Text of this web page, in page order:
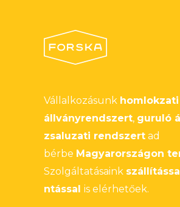
Vállalkozásunk homlokzati
állványrendszert, guruló
zsaluzati rendszert ad
bérbe Magyarországon
Szolgáltatásaink szállítással
ntással is elérhetőek.